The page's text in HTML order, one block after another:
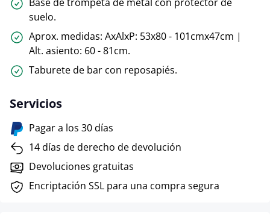
suelo.
Aprox. medidas: AxAlxP: 53x80 - 101cmx47cm |
Alt. asiento: 60 - 81cm.
Taburete de bar con reposapiés.
Servicios
Pagar a los 30 días
14 días de derecho de devolución
Devoluciones gratuitas
Encriptación SSL para una compra segura